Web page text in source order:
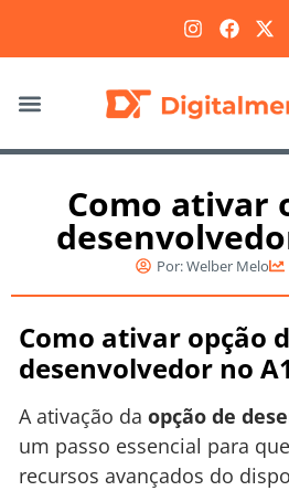
Como ativar
Por:Welber Melo
Como ativar opção
desenvolvedor no
A ativação da opção de
um passo essencial para
recursos avançados do